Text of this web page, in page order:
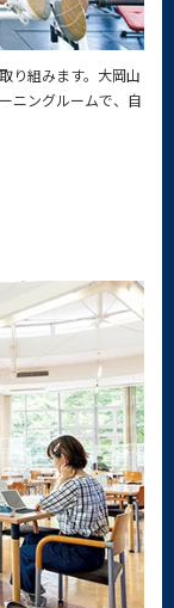
り組みます。大岡山
ニングルームで、自